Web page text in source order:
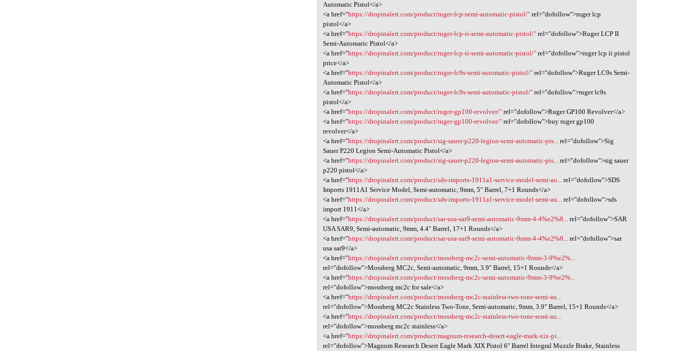
Automatic Pistol</a>
<a href="https://dropinalert.com/product/ruger-lcp-semi-automatic-pistol/" rel="dofollow">ruger lcp
pistol</a>
<a href="https://dropinalert.com/product/ruger-lcp-ii-semi-automatic-pistol/" rel="dofollow">Ruger LCP II
Semi-Automatic Pistol</a>
<a href="https://dropinalert.com/product/ruger-lcp-ii-semi-automatic-pistol/" rel="dofollow">ruger lcp ii pistol
price</a>
<a href="https://dropinalert.com/product/ruger-lc9s-semi-automatic-pistol/" rel="dofollow">Ruger LC9s Semi-
Automatic Pistol</a>
<a href="https://dropinalert.com/product/ruger-lc9s-semi-automatic-pistol/" rel="dofollow">ruger lc9s
pistol</a>
<a href="https://dropinalert.com/product/ruger-gp100-revolver/" rel="dofollow">Ruger GP100 Revolver</a>
<a href="https://dropinalert.com/product/ruger-gp100-revolver/" rel="dofollow">buy ruger gp100
revolver</a>
<a href="https://dropinalert.com/product/sig-sauer-p220-legion-semi-automatic-pis... rel="dofollow">Sig
Sauer P220 Legion Semi-Automatic Pistol</a>
<a href="https://dropinalert.com/product/sig-sauer-p220-legion-semi-automatic-pis... rel="dofollow">sig sauer
p220 pistol</a>
<a href="https://dropinalert.com/product/sds-imports-1911a1-service-model-semi-au... rel="dofollow">SDS
Imports 1911A1 Service Model, Semi-automatic, 9mm, 5″ Barrel, 7+1 Rounds</a>
<a href="https://dropinalert.com/product/sds-imports-1911a1-service-model-semi-au... rel="dofollow">sds
import 1911</a>
<a href="https://dropinalert.com/product/sar-usa-sar9-semi-automatic-9mm-4-4%e2%8... rel="dofollow">SAR
USA SAR9, Semi-automatic, 9mm, 4.4″ Barrel, 17+1 Rounds</a>
<a href="https://dropinalert.com/product/sar-usa-sar9-semi-automatic-9mm-4-4%e2%8... rel="dofollow">sar
usa sar9</a>
<a href="https://dropinalert.com/product/mossberg-mc2c-semi-automatic-9mm-3-9%e2%...
rel="dofollow">Mossberg MC2c, Semi-automatic, 9mm, 3.9″ Barrel, 15+1 Rounds</a>
<a href="https://dropinalert.com/product/mossberg-mc2c-semi-automatic-9mm-3-9%e2%...
rel="dofollow">mossberg mc2c for sale</a>
<a href="https://dropinalert.com/product/mossberg-mc2c-stainless-two-tone-semi-au...
rel="dofollow">Mossberg MC2c Stainless Two-Tone, Semi-automatic, 9mm, 3.9″ Barrel, 15+1 Rounds</a>
<a href="https://dropinalert.com/product/mossberg-mc2c-stainless-two-tone-semi-au...
rel="dofollow">mossberg mc2c stainless</a>
<a href="https://dropinalert.com/product/magnum-research-desert-eagle-mark-xix-pi...
rel="dofollow">Magnum Research Desert Eagle Mark XIX Pistol 6″ Barrel Integral Muzzle Brake, Stainless